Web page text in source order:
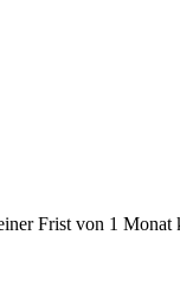
Frist von 1 Monat